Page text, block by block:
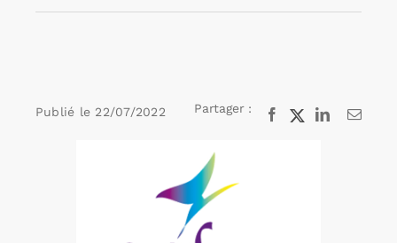
Publié le 22/07/2022 Partager : Facebook
X LinkedInEmail